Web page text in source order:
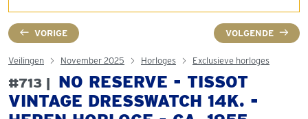
VORIGE VOLGENDE
Veilingen November 2025 Horloges Exclusieve horloges
#713 |
NO RESERVE - TISSOT
VINTAGE DRESSWATCH 14K. -